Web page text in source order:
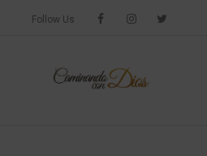
Follow Us